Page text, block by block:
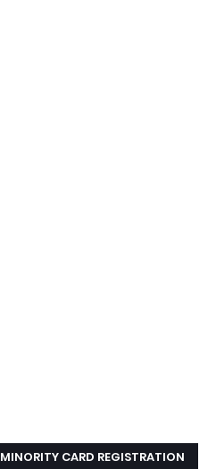
MINORITY CARD REGISTRATION